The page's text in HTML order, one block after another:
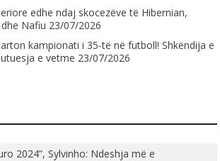
edhe ndaj skocezëve të Hibernian,
Nafiu 23/07/2026
kampionati i 35-të në futboll! Shkëndija e
e vetme 23/07/2026
2024”, Sylvinho: Ndeshja më e